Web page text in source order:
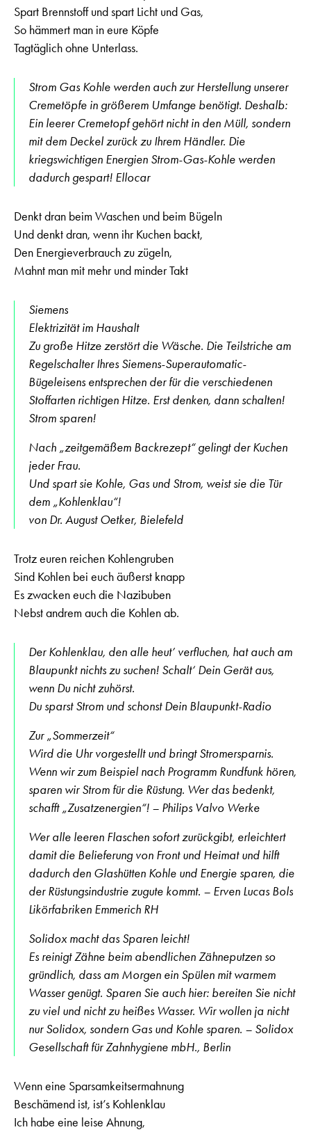
Spart Brennstoff und spart Licht und Gas,
So hämmert man in eure Köpfe
Tagtäglich ohne Unterlass.
Strom Gas Kohle werden auch zur Herstellung unserer
Cremetöpfe in größerem Umfange benötigt. Deshalb:
Ein leerer Cremetopf gehört nicht in den Müll, sondern
mit dem Deckel zurück zu Ihrem Händler. Die
kriegswichtigen Energien Strom-Gas-Kohle werden
dadurch gespart! Ellocar
Denkt dran beim Waschen und beim Bügeln
Und denkt dran, wenn ihr Kuchen backt,
Den Energieverbrauch zu zügeln,
Mahnt man mit mehr und minder Takt
Siemens
Elektrizität im Haushalt
Zu große Hitze zerstört die Wäsche. Die Teilstriche am
Regelschalter Ihres Siemens-Superautomatic-
Bügeleisens entsprechen der für die verschiedenen
Stoffarten richtigen Hitze. Erst denken, dann schalten!
Strom sparen!
Nach „zeitgemäßem Backrezept“ gelingt der Kuchen
jeder Frau.
Und spart sie Kohle, Gas und Strom, weist sie die Tür
dem „Kohlenklau“!
von Dr. August Oetker, Bielefeld
Trotz euren reichen Kohlengruben
Sind Kohlen bei euch äußerst knapp
Es zwacken euch die Nazibuben
Nebst andrem auch die Kohlen ab.
Der Kohlenklau, den alle heut’ verfluchen, hat auch am
Blaupunkt nichts zu suchen! Schalt‘ Dein Gerät aus,
wenn Du nicht zuhörst.
Du sparst Strom und schonst Dein Blaupunkt-Radio
Zur „Sommerzeit“
Wird die Uhr vorgestellt und bringt Stromersparnis.
Wenn wir zum Beispiel nach Programm Rundfunk hören,
sparen wir Strom für die Rüstung. Wer das bedenkt,
schafft „Zusatzenergien“! – Philips Valvo Werke
Wer alle leeren Flaschen sofort zurückgibt, erleichtert
damit die Belieferung von Front und Heimat und hilft
dadurch den Glashütten Kohle und Energie sparen, die
der Rüstungsindustrie zugute kommt. – Erven Lucas Bols
Likörfabriken Emmerich RH
Solidox macht das Sparen leicht!
Es reinigt Zähne beim abendlichen Zähneputzen so
gründlich, dass am Morgen ein Spülen mit warmem
Wasser genügt. Sparen Sie auch hier: bereiten Sie nicht
zu viel und nicht zu heißes Wasser. Wir wollen ja nicht
nur Solidox, sondern Gas und Kohle sparen. – Solidox
Gesellschaft für Zahnhygiene mbH., Berlin
Wenn eine Sparsamkeitsermahnung
Beschämend ist, ist’s Kohlenklau
Ich habe eine leise Ahnung,